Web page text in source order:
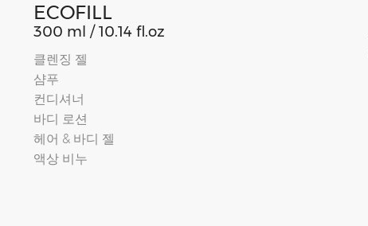
ECOFILL
300 ml / 10.14 fl.oz
클렌징 젤
샴푸
컨디셔너
바디 로션
헤어 & 바디 젤
액상 비누